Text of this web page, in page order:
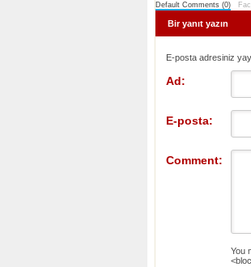
Default Comments (0)
Bir yanıt yazın
E-posta adresiniz
Ad:
E-posta:
Comment:
You